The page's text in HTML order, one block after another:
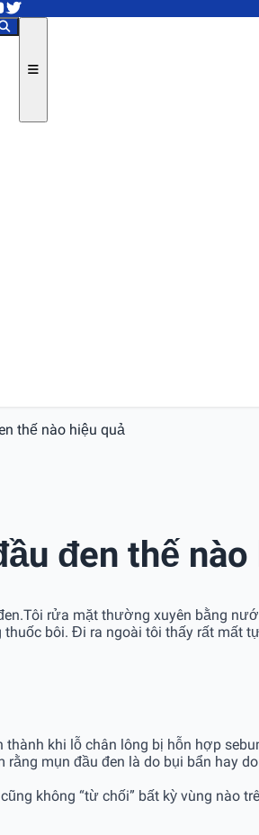
thế nào hiệu quả
đen thế nào
rửa mặt thường xuyên bằng
bôi. Đi ra ngoài tôi thấy rất mất
khi lỗ chân lông bị hỗn hợp
mụn đầu đen là do bụi bẩn hay
không “từ chối” bất kỳ vùng nào